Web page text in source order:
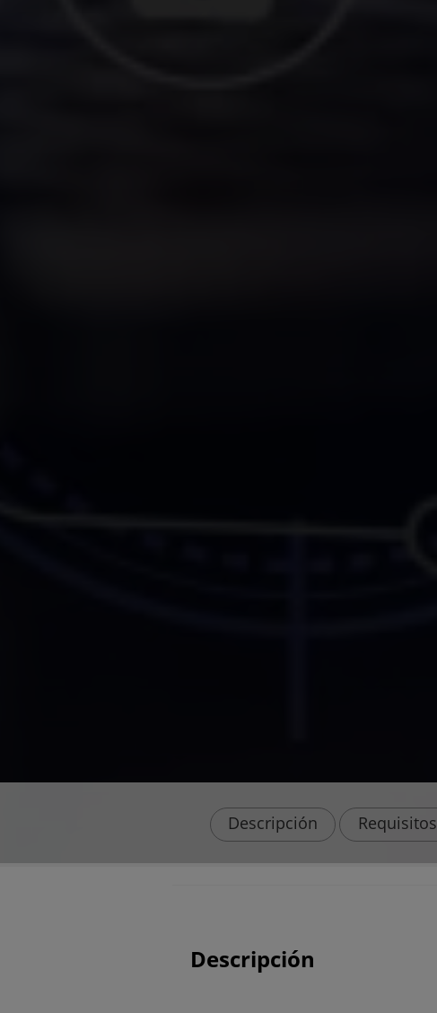
Descripción Requisitos
Descripción